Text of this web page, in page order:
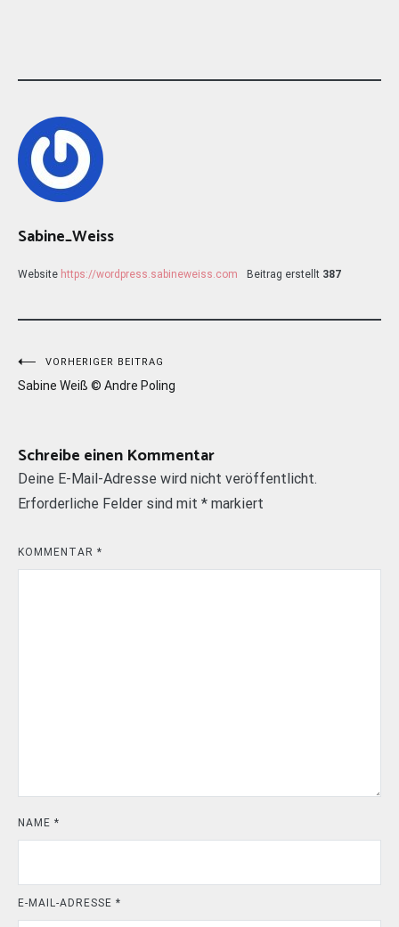
Sabine_Weiss
Website https://wordpress.sabineweiss.com Beitrag erstellt 387
Beitragsnavigation
VORHERIGER BEITRAG
Sabine Weiß © Andre Poling
Schreibe einen Kommentar
Deine E-Mail-Adresse wird nicht veröffentlicht.
Erforderliche Felder sind mit * markiert
KOMMENTAR *
NAME *
E-MAIL-ADRESSE *